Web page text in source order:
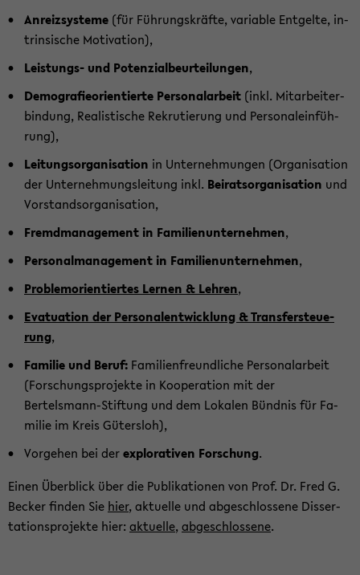
An­reiz­sys­te­me (für Füh­rungs­kräf­te, va­ria­ble Ent­gel­te, in­
trinsi­sche Mo­ti­va­ti­on),
Leistungs-​ und Po­ten­zi­al­be­ur­tei­lun­gen,
De­mo­gra­fie­ori­en­tier­te Per­so­nal­ar­beit (inkl. Mit­ar­bei­ter­
bin­dung, Rea­lis­ti­sche Re­kru­tie­rung und Per­so­nal­ein­füh­
rung),
Lei­tungs­or­ga­ni­sa­ti­on in Un­ter­neh­mun­gen (Or­ga­ni­sa­ti­on
der Un­ter­neh­mungs­lei­tung inkl. Bei­rats­or­ga­ni­sa­ti­on und
Vor­stands­or­ga­ni­sa­ti­on,
Fremd­ma­nage­ment in Fa­mi­li­en­un­ter­neh­men,
Per­so­nal­ma­nage­ment in Fa­mi­li­en­un­ter­neh­men,
Pro­blem­ori­en­tier­tes Ler­nen & Leh­ren,
Eva­t­ua­ti­on der Per­so­nal­ent­wick­lung & Trans­fer­steue­
rung,
Fa­mi­lie und Beruf: Fa­mi­li­en­freund­li­che Per­so­nal­ar­beit
(For­schungs­pro­jek­te in Ko­ope­ra­ti­on mit der
Bertelsmann-​Stiftung und dem Lo­ka­len Bünd­nis für Fa­
mi­lie im Kreis Gü­ters­loh),
Vor­ge­hen bei derex­plo­ra­ti­ven For­schung.
Einen Über­blick über die Pu­bli­ka­tio­nen von Prof. Dr. Fred G.
Be­cker fin­den Sie hier, ak­tu­el­le und ab­ge­schlos­se­ne Dis­ser­
ta­ti­ons­pro­jek­te hier: ak­tu­el­le,ab­ge­schlos­se­ne.